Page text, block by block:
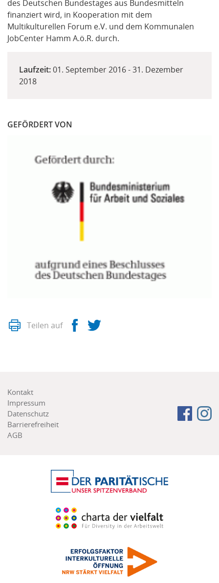
des Deutschen Bundestages aus Bundesmitteln
finanziert wird, in Kooperation mit dem
Multikulturellen Forum e.V. und dem Kommunalen
JobCenter Hamm A.ö.R. durch.
Laufzeit:01. September 2016-31. Dezember
2018
GEFÖRDERT VON
Drucken
Teilen auf Facebook
Footer
menu
Kontakt
Impressum
Datenschutz
Barrierefreiheit
AGB
Follow
us